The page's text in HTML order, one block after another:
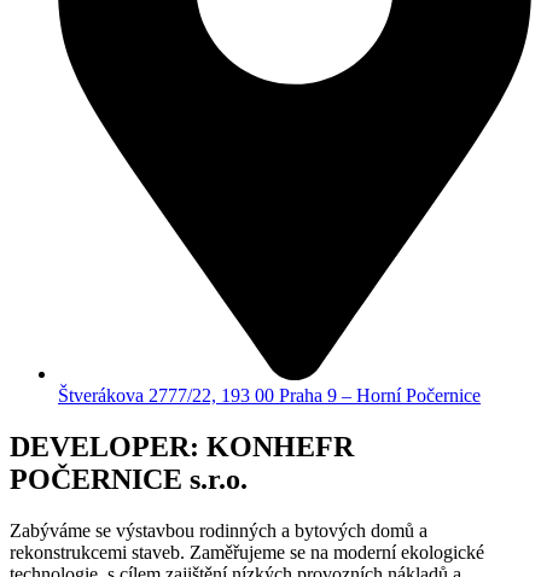
Štverákova 2777/22, 193 00 Praha 9 – Horní Počernice
DEVELOPER: KONHEFR
POČERNICE s.r.o.
Zabýváme se výstavbou rodinných a bytových domů a
rekonstrukcemi staveb. Zaměřujeme se na moderní ekologické